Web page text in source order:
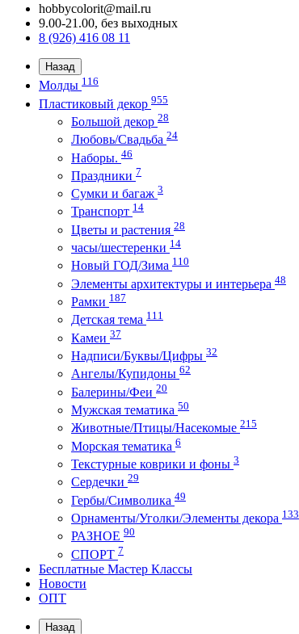
hobbycolorit@mail.ru
9.00-21.00, без выходных
8 (926) 416 08 11
Назад
Молды 116
Пластиковый декор 955
Большой декор 28
Любовь/Cвадьба 24
Наборы. 46
Праздники 7
Сумки и багаж 3
Транспорт 14
Цветы и растения 28
часы/шестеренки 14
Новый ГОД/Зима 110
Элементы архитектуры и интерьера 48
Рамки 187
Детская тема 111
Камеи 37
Надписи/Буквы/Цифры 32
Ангелы/Купидоны 62
Балерины/Феи 20
Мужская тематика 50
Животные/Птицы/Насекомые 215
Морская тематика 6
Текстурные коврики и фоны 3
Сердечки 29
Гербы/Символика 49
Орнаменты/Уголки/Элементы декора 133
РАЗНОЕ 90
СПОРТ 7
Бесплатные Мастер Классы
Новости
ОПТ
Назад